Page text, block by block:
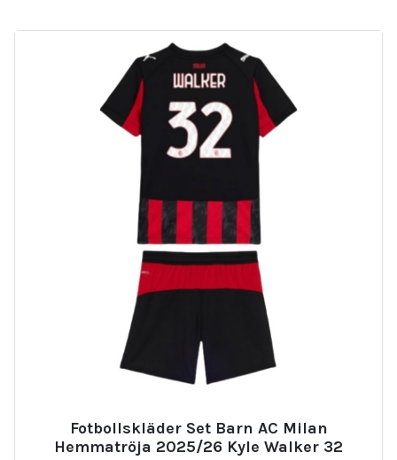
Fotbollskläder Set Barn AC Milan
Hemmatröja 2025/26 Kyle Walker 32